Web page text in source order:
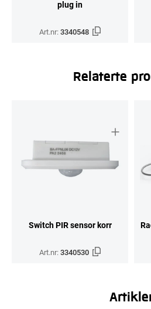
plug in
Art.nr:3340548
Relaterte
Switch PIR sensor korr
Art.nr:3340530